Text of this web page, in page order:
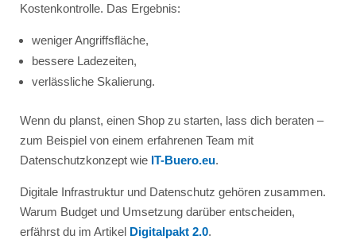
Kostenkontrolle. Das Ergebnis:
weniger Angriffsfläche,
bessere Ladezeiten,
verlässliche Skalierung.
Wenn du planst, einen Shop zu starten, lass dich beraten –
zum Beispiel von einem erfahrenen Team mit
Datenschutzkonzept wie IT-Buero.eu.
Digitale Infrastruktur und Datenschutz gehören zusammen.
Warum Budget und Umsetzung darüber entscheiden,
erfährst du im Artikel Digitalpakt 2.0.